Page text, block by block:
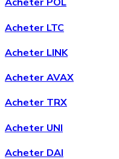
Acheter LTC
Acheter LINK
Acheter AVAX
Acheter TRX
Acheter UNI
Acheter DAI